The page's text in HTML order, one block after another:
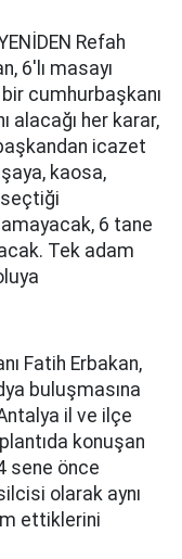
Refah
6'lı masayı
cumhurbaşkanı
alacağı her karar,
icazet
kaosa,
seçtiği
6 tane
Tek adam
Fatih Erbakan,
buluşmasına
il ve ilçe
konuşan
sene önce
olarak aynı
ettiklerini